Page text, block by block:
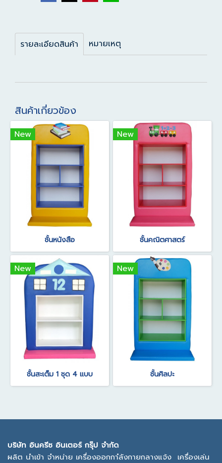
รายละเอียดสินค้า หมายเหตุ
สินค้าเกี่ยวข้อง
New
ชั้นหนังสือ
New
ชั้นคณิตศาสตร์
New
ชั้นสะเต็ม 1 ชุด 4 แบบ
New
ชั้นศิลปะ
บริษัท อินครีซ อินเตอร์ กรุ๊ป จำกัด
ผลิต นำเข้า จำหน่าย เครื่องออกกาํลังกายกลางแจ้ง เครื่องเล่น